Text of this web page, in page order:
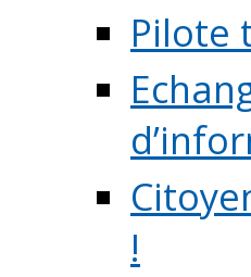
Pilote
!